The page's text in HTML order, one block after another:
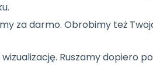
za darmo. Obrobimy też
Ruszamy dopiero